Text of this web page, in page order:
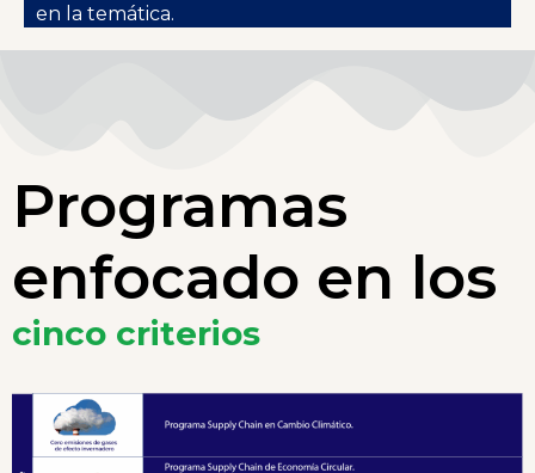
en la temática.
Programas
enfocado en los
cinco criterios